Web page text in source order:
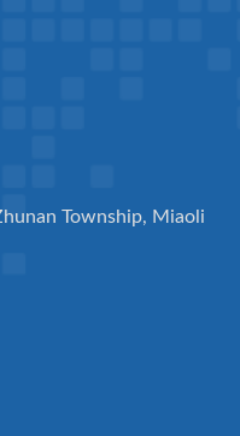
Township, Miaoli